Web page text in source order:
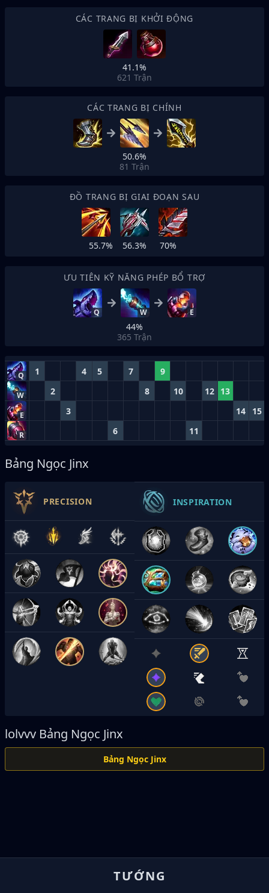
CÁC TRANG BỊ KHỞI ĐỘNG
41.1%
621 Trận
CÁC TRANG BỊ CHÍNH
50.6%
81 Trận
ĐỒ TRANG BỊ GIAI ĐOẠN SAU
55.7% 56.3% 70%
ƯU TIÊN KỸ NĂNG PHÉP BỔ TRỢ
Q W E
44%
365 Trận
Q 1 4 5 7 9
W 2 8 10 12 13
E 3 14 15
R 6 11
Bảng Ngọc Jinx
PRECISION INSPIRATION
lolvvv Bảng Ngọc Jinx
Bảng Ngọc Jinx
TƯỚNG